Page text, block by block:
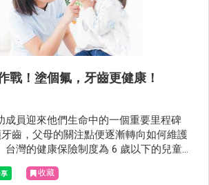
戰！塗個氟，牙齒更健康！
成員迎來他們生命中的一個重要里程碑
齒，父母的關注點便逐漸轉向如何維護
台灣的健康保險制度為 6 歲以下的兒童提
利：每半年免費進行一次牙齒氟化處理，
牙齒免受蛀牙之苦。然而，許多家長對於
收藏